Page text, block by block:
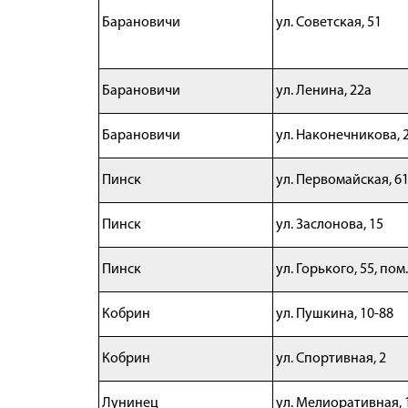
Барановичи ул. Советская, 51
Барановичи ул. Ленина, 22а
Барановичи ул. Наконечникова,
Пинск ул. Первомайская,
Пинск ул. Заслонова, 15
Пинск ул. Горького, 55,
Кобрин ул. Пушкина, 10-88
Кобрин ул. Спортивная, 2
Лунинец ул. Мелиоративная,